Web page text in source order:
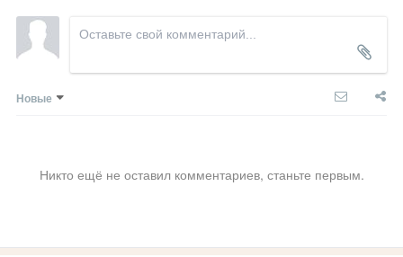
Новые
Никто ещё не оставил комментариев, станьте первым.